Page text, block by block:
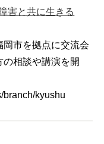
害と共に生きる
市を拠点に交流会
相談や講演を開
branch/kyushu